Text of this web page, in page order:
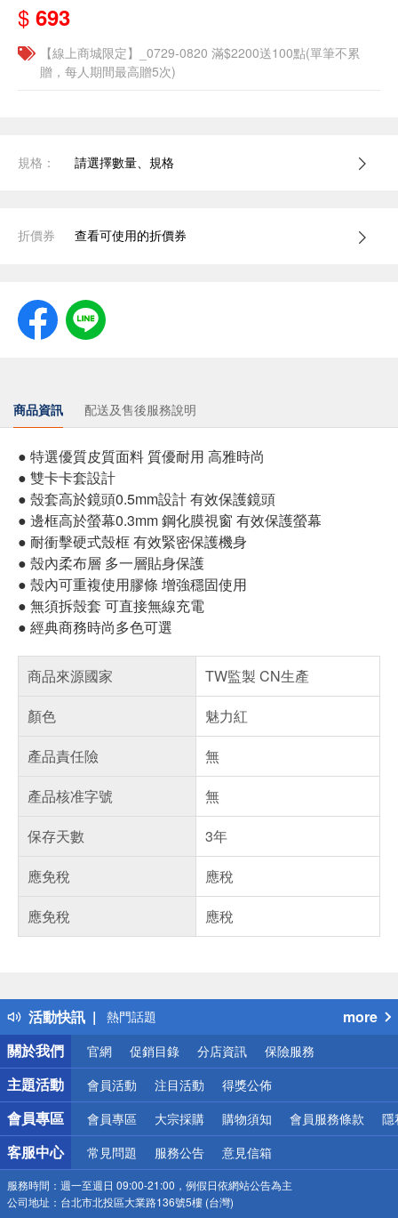
$ 693
【線上商城限定】_0729-0820 滿$2200送100點(單筆不累
贈，每人期間最高贈5次)
規格： 請選擇數量、規格
折價券 查看可使用的折價券
商品資訊 配送及售後服務說明
● 特選優質皮質面料 質優耐用 高雅時尚
● 雙卡卡套設計
● 殼套高於鏡頭0.5mm設計 有效保護鏡頭
● 邊框高於螢幕0.3mm 鋼化膜視窗 有效保護螢幕
● 耐衝擊硬式殼框 有效緊密保護機身
● 殼內柔布層 多一層貼身保護
● 殼內可重複使用膠條 增強穩固使用
● 無須拆殼套 可直接無線充電
● 經典商務時尚多色可選
商品來源國家
TW監製 CN生產
顏色
魅力紅
產品責任險
無
產品核准字號
無
保存天數
3年
應免稅
應稅
應免稅
應稅
活動快訊
得獎公告
熱門話題
銀行優惠
偏遠地區配送
詐騙網頁！請小心！
more
關於我們
官網 促銷目錄 分店資訊 保險服務
主題活動 會員活動 注目活動 得獎公佈
會員專區 會員專區 大宗採購 購物須知 會員服務條款 隱
客服中心 常見問題 服務公告 意見信箱
服務時間： 週一至週日 09:00-21:00，例假日依網站公告為主
公司地址： 台北市北投區大業路136號5樓 (台灣)